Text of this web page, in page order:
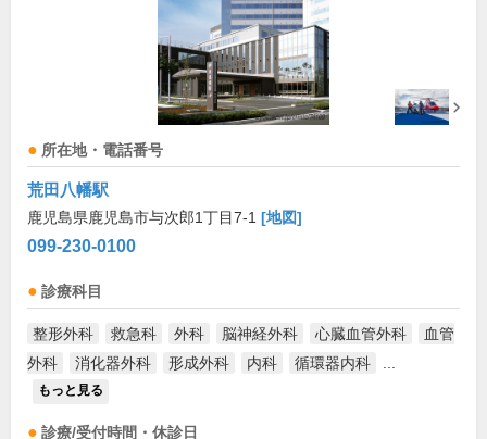
所在地・電話番号
荒田八幡駅
鹿児島県鹿児島市与次郎1丁目7-1 [地図]
099-230-0100
診療科目
整形外科 救急科 外科 脳神経外科 心臓血管外科
血管
外科
消化器外科 形成外科 内科 循環器内科
もっと見る
診療/受付時間・休診日